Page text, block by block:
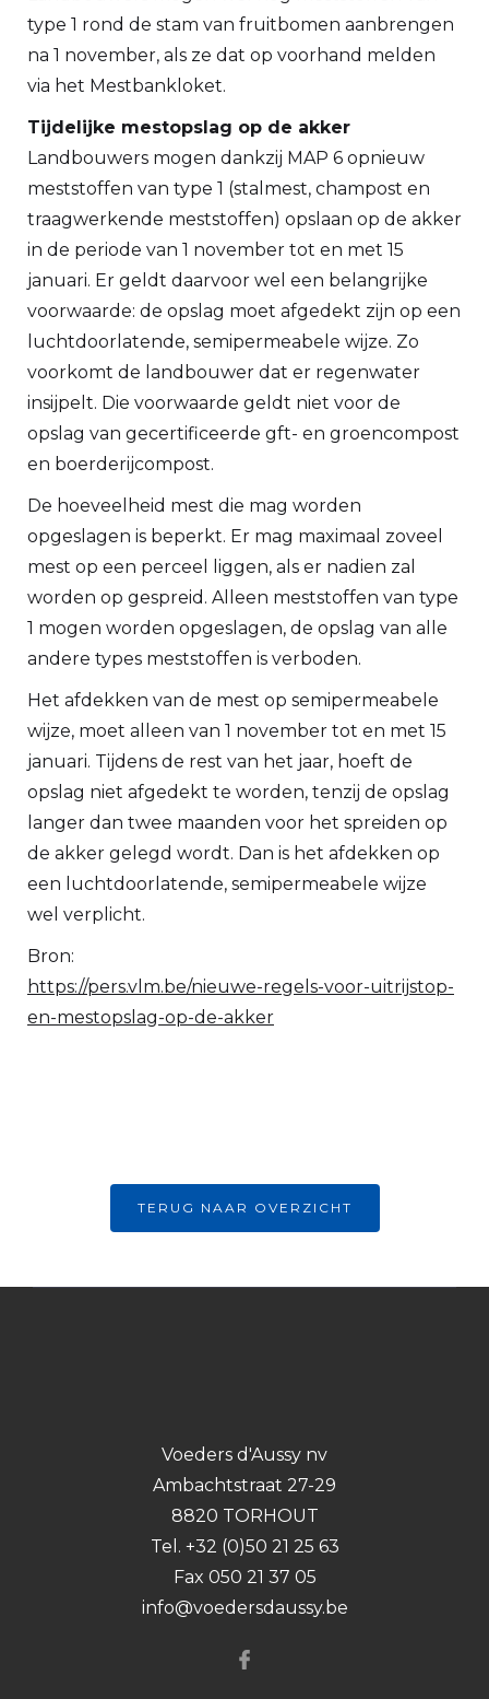
type 1 rond de stam van fruitbomen aanbrengen
na 1 november, als ze dat op voorhand melden
via het Mestbankloket.
Tijdelijke mestopslag op de akker
Landbouwers mogen dankzij MAP 6 opnieuw
meststoffen van type 1 (stalmest, champost en
traagwerkende meststoffen) opslaan op de akker
in de periode van 1 november tot en met 15
januari. Er geldt daarvoor wel een belangrijke
voorwaarde: de opslag moet afgedekt zijn op een
luchtdoorlatende, semipermeabele wijze. Zo
voorkomt de landbouwer dat er regenwater
insijpelt. Die voorwaarde geldt niet voor de
opslag van gecertificeerde gft- en groencompost
en boerderijcompost.
De hoeveelheid mest die mag worden
opgeslagen is beperkt. Er mag maximaal zoveel
mest op een perceel liggen, als er nadien zal
worden op gespreid. Alleen meststoffen van type
1 mogen worden opgeslagen, de opslag van alle
andere types meststoffen is verboden.
Het afdekken van de mest op semipermeabele
wijze, moet alleen van 1 november tot en met 15
januari. Tijdens de rest van het jaar, hoeft de
opslag niet afgedekt te worden, tenzij de opslag
langer dan twee maanden voor het spreiden op
de akker gelegd wordt. Dan is het afdekken op
een luchtdoorlatende, semipermeabele wijze
wel verplicht.
Bron:
https://pers.vlm.be/nieuwe-regels-voor-uitrijstop-
en-mestopslag-op-de-akker
TERUG NAAR OVERZICHT
Voeders d'Aussy nv
Ambachtstraat 27-29
8820 TORHOUT
Tel. +32 (0)50 21 25 63
Fax 050 21 37 05
info@voedersdaussy.be